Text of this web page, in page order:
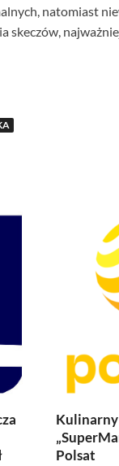
natomiast
skeczów,
Polsat